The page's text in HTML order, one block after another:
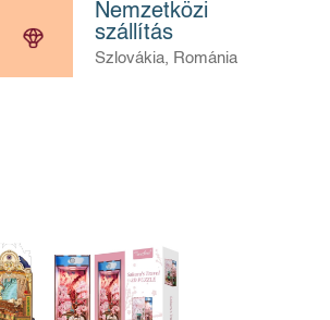
Nemzetközi
szállítás
Szlovákia, Románia